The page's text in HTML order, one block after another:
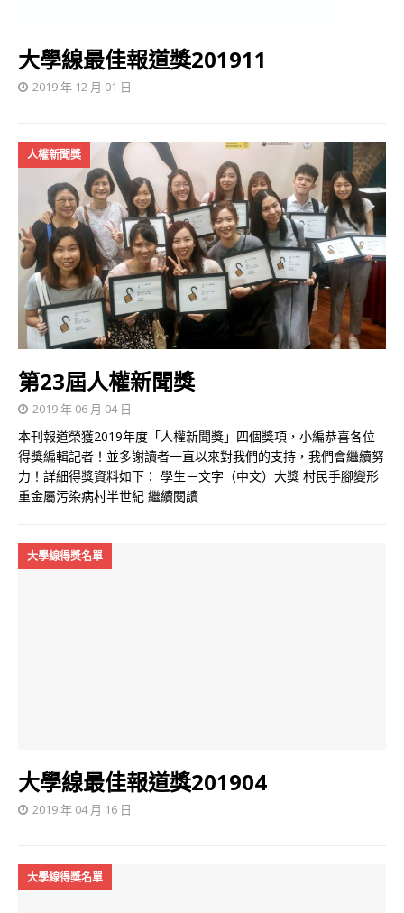
大學線最佳報道獎201911
2019 年 12 月 01 日
人權新聞獎
第23屆人權新聞獎
2019 年 06 月 04 日
本刊報道榮獲2019年度「人權新聞獎」四個獎項，小編恭喜各位
得獎編輯記者！並多謝讀者一直以來對我們的支持，我們會繼續努
力！詳細得獎資料如下： 學生－文字（中文）大獎 村民手腳變形
重金屬污染病村半世紀 繼續閱讀
大學線得獎名單
大學線最佳報道獎201904
2019 年 04 月 16 日
大學線得獎名單